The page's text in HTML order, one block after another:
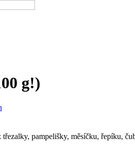
g!)
pampelišky, měsíčku, řepíku,